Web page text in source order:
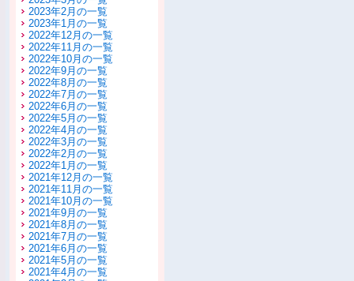
2023年2月の一覧
2023年1月の一覧
2022年12月の一覧
2022年11月の一覧
2022年10月の一覧
2022年9月の一覧
2022年8月の一覧
2022年7月の一覧
2022年6月の一覧
2022年5月の一覧
2022年4月の一覧
2022年3月の一覧
2022年2月の一覧
2022年1月の一覧
2021年12月の一覧
2021年11月の一覧
2021年10月の一覧
2021年9月の一覧
2021年8月の一覧
2021年7月の一覧
2021年6月の一覧
2021年5月の一覧
2021年4月の一覧